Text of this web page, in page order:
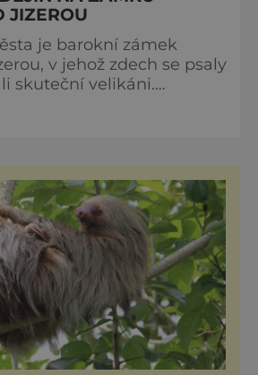
JIZEROU
je barokní zámek
v jehož zdech se psaly
skuteční velikáni.
astronomická měření
přítelem, slavným Janem
historickým setkáním je
mobilní detek